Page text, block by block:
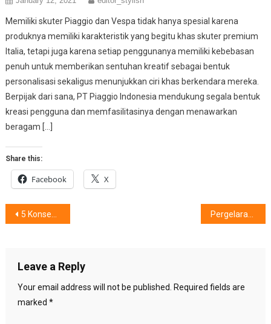
Memiliki skuter Piaggio dan Vespa tidak hanya spesial karena
produknya memiliki karakteristik yang begitu khas skuter premium
Italia, tetapi juga karena setiap penggunanya memiliki kebebasan
penuh untuk memberikan sentuhan kreatif sebagai bentuk
personalisasi sekaligus menunjukkan ciri khas berkendara mereka.
Berpijak dari sana, PT Piaggio Indonesia mendukung segala bentuk
kreasi pengguna dan memfasilitasinya dengan menawarkan
beragam […]
Share this:
Facebook X
Post
5 Konsep Bertema Resort Mewah, Siap Mengubah Rutinitas Mandi Di Rumah
Leave a Reply
Your email address will not be published.
Required fields are
marked *